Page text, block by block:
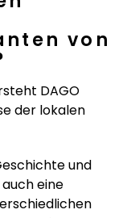
von
DAGO
der lokalen
und
eine